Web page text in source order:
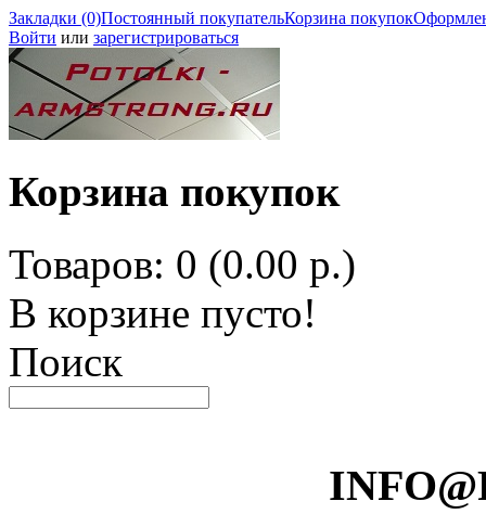
Закладки (0)Постоянный покупательКорзина покупок
Войти или зарегистрироваться
Корзина покупок
Товаров: 0 (0.00 р.)
В корзине пусто!
Поиск